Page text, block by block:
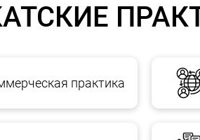
практика